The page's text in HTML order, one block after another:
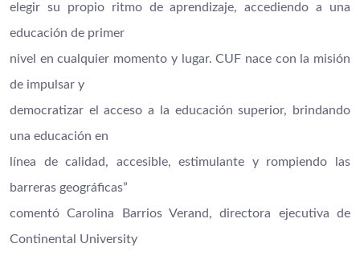
elegir su propio ritmo de aprendizaje, accediendo a una
educación de primer
nivel en cualquier momento y lugar. CUF nace con la misión
de impulsar y
democratizar el acceso a la educación superior, brindando
una educación en
línea de calidad, accesible, estimulante y rompiendo las
barreras geográficas”
comentó Carolina Barrios Verand, directora ejecutiva de
Continental University